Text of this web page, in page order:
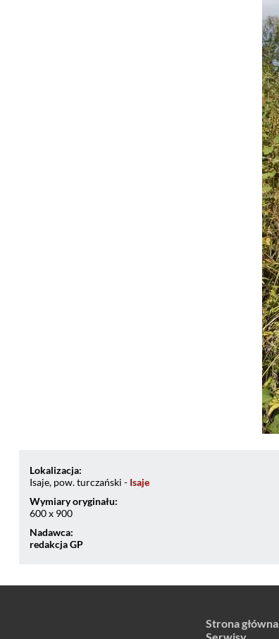
Lokalizacja:
Isaje, pow. turczański - Isaje
Wymiary oryginału:
600 x 900
Nadawca:
redakcja GP
Strona główna